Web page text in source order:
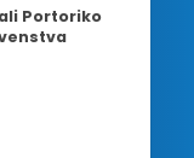
Portoriko